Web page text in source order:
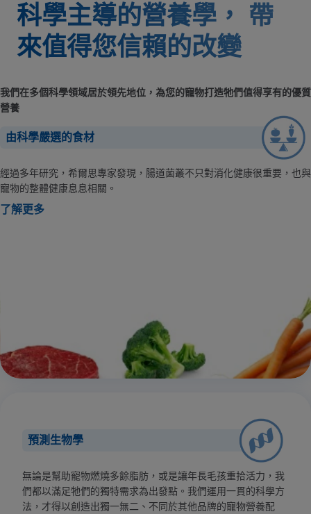
科學主導的營養學， 帶
來值得您信賴的改變
我們在多個科學領域居於領先地位，為您的寵物打造牠們值得享有的優質
營養
由科學嚴選的食材
經過多年研究，希爾思專家發現，腸道菌叢不只對消化健康很重要，也與
寵物的整體健康息息相關。
了解更多
預測生物學
無論是幫助寵物燃燒多餘脂肪，或是讓年長毛孩重拾活力，我
們都以滿足牠們的獨特需求為出發點。我們運用一貫的科學方
法，才得以創造出獨一無二、不同於其他品牌的寵物營養配